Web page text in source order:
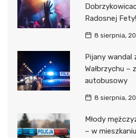
Radosnej Fety!
8 sierpnia,
Pijany wandal
Wałbrzychu –
autobusowy
8 sierpnia,
Młody
– w